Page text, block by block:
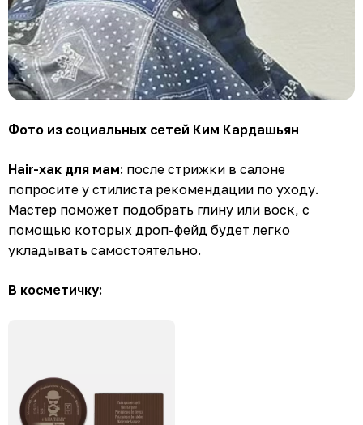
Фото из социальных сетей Ким Кардашьян
Hair-хак для мам: после стрижки в салоне
попросите у стилиста рекомендации по уходу.
Мастер поможет подобрать глину или воск, с
помощью которых дроп-фейд будет легко
укладывать самостоятельно.
В косметичку: